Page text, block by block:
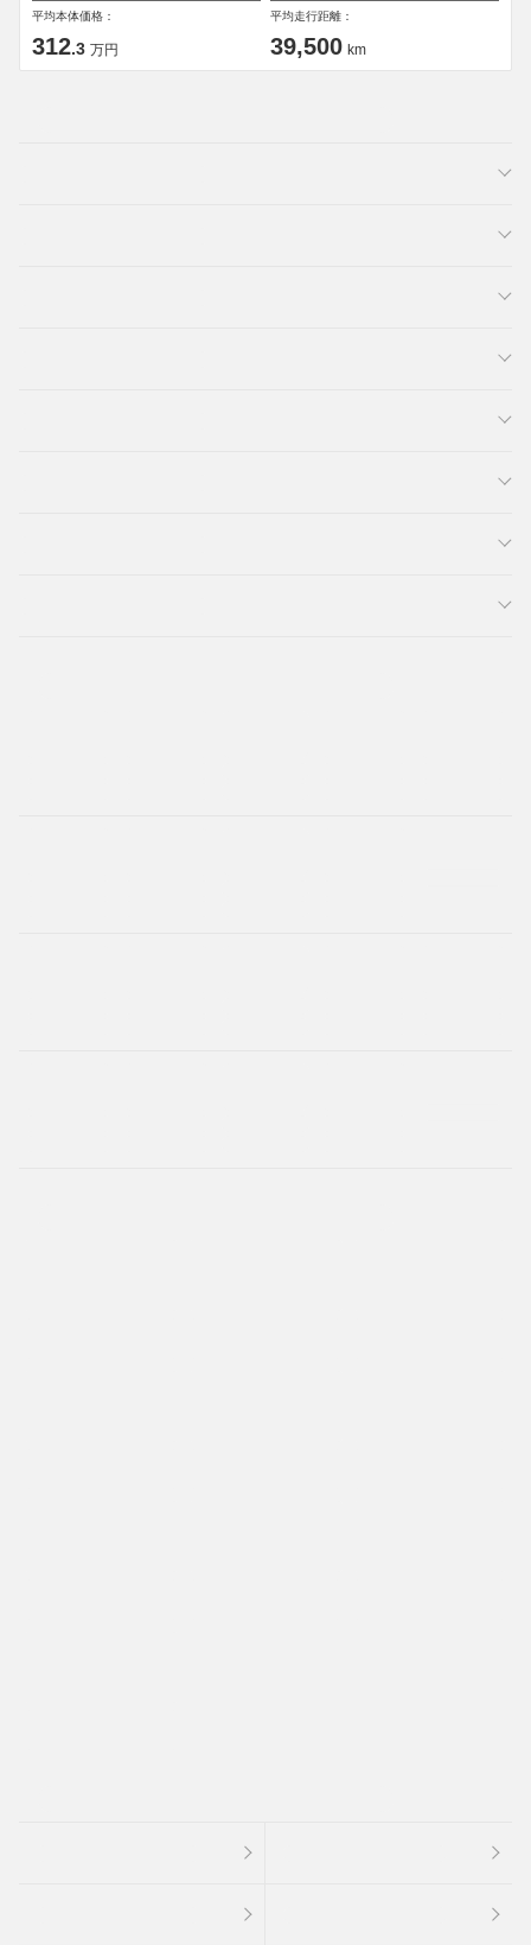
平均本体価格：
312.3 万円
平均走行距離：
39,500 km